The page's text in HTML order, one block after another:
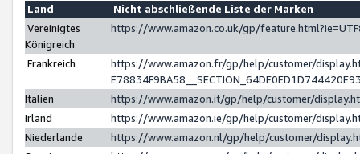
Land
Nicht abschließende Liste der Marken
Vereinigtes
Königreich
https://www.amazon.co.uk/gp/
Frankreich
https://www.amazon.fr/gp/help/customer/
Italien
https://www.amazon.it/gp/help/customer/
Irland
https://www.amazon.ie/gp/help/customer/
Niederlande
https://www.amazon.nl/gp/help/customer/